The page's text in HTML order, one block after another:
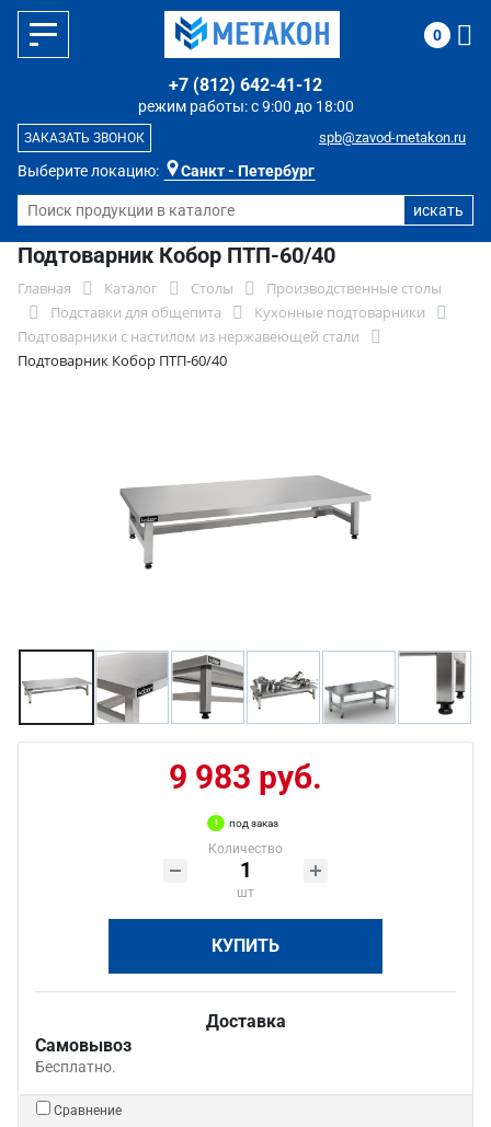
Выберите локацию: Санкт - Петербург
режим работы: с 9:00 до 18:00
+7 (812) 642-41-12
spb@zavod-metakon.ru
ЗАКАЗАТЬ ЗВОНОК
0
Подтоварник Кобор ПТП-60/40
Главная Каталог Столы
Производственные столы
Подставки для общепита
Кухонные подтоварники
Подтоварники с настилом из нержавеющей стали
Подтоварник Кобор ПТП-60/40
9 983 руб.
под заказ
Количество
шт
КУПИТЬ
Доставка
Самовывоз
Бесплатно.
Сравнение